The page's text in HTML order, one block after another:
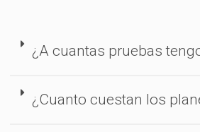
¿A cuantas pruebas
¿Cuanto cuestan los